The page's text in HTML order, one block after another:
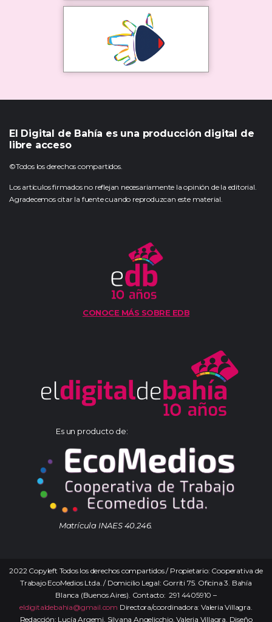
El Digital de Bahía es una producción digital de
libre acceso
©Todos los derechos compartidos.
Los artículos firmados no reflejan necesariamente la opinión de la editorial.
Agradecemos citar la fuente cuando reproduzcan este material.
CONOCE MÁS SOBRE EDB
Es un producto de:
Matrícula INAES 40.246.
2022 Copyleft Todos los derechos compartidos / Propietario: Cooperativa de
Trabajo EcoMedios Ltda. / Domicilio Legal: Gorriti 75. Oficina 3. Bahía
Blanca (Buenos Aires). Contacto: 291 4405910 –
eldigitaldebahia@gmail.com Directora/coordinadora: Valeria Villagra.
Redacción: Lucía Argemi, Silvana Angelicchio, Valeria Villagra. Diseño